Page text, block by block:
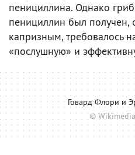
пенициллина. Однако
пенициллин был получен,
капризным, требовалось
«послушную» и
Говард Флори и
©